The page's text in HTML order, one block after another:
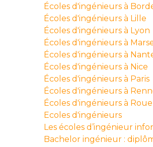
Écoles d'ingénieurs à
Écoles d'ingénieurs à Lille
Écoles d'ingénieurs à Lyon
Écoles d'ingénieurs à
Écoles d'ingénieurs à
Écoles d'ingénieurs à Nice
Écoles d'ingénieurs à Paris
Écoles d'ingénieurs à
Écoles d'ingénieurs à
Ecoles d'ingénieurs
Les écoles d’ingénieur
Bachelor ingénieur :